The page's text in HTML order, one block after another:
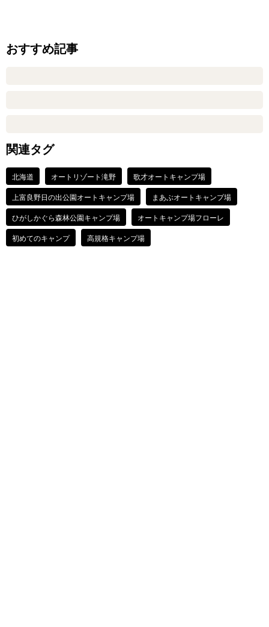
おすすめ記事
関連タグ
北海道 オートリゾート滝野
歌才オートキャンプ場
上富良野日の出公園オートキャンプ場
まあぶオートキャンプ場
ひがしかぐら森林公園キャンプ場
オートキャンプ場フローレ
初めてのキャンプ
高規格キャンプ場